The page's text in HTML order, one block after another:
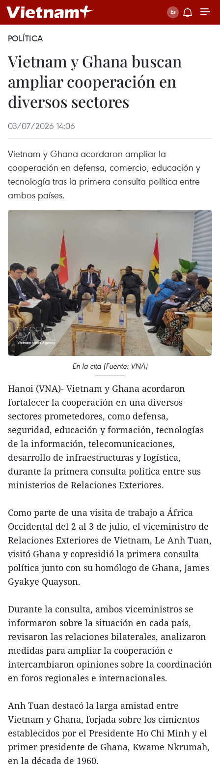
POLÍTICA
Vietnam y Ghana buscan
ampliar cooperación en
diversos sectores
03/07/2026 14:06
Vietnam y Ghana acordaron ampliar la
cooperación en defensa, comercio, educación y
tecnología tras la primera consulta política entre
ambos países.
En la cita (Fuente: VNA)
Hanoi (VNA)- Vietnam y Ghana acordaron
fortalecer la cooperación en una diversos
sectores prometedores, como defensa,
seguridad, educación y formación, tecnologías
de la información, telecomunicaciones,
desarrollo de infraestructuras y logística,
durante la primera consulta política entre sus
ministerios de Relaciones Exteriores.
Como parte de una visita de trabajo a África
Occidental del 2 al 3 de julio, el viceministro de
Relaciones Exteriores de Vietnam, Le Anh Tuan,
visitó Ghana y copresidió la primera consulta
política junto con su homólogo de Ghana, James
Gyakye Quayson.
Durante la consulta, ambos viceministros se
informaron sobre la situación en cada país,
revisaron las relaciones bilaterales, analizaron
medidas para ampliar la cooperación e
intercambiaron opiniones sobre la coordinación
en foros regionales e internacionales.
Anh Tuan destacó la larga amistad entre
Vietnam y Ghana, forjada sobre los cimientos
establecidos por el Presidente Ho Chi Minh y el
primer presidente de Ghana, Kwame Nkrumah,
en la década de 1960.